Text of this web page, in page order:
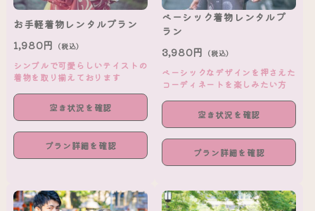
お手軽着物レンタルプラン
1,980円 （税込）
シンプルで可愛らしいテイストの
着物を取り揃えております
空き状況を確認
プラン詳細を確認
ベーシック着物レンタルプ
ラン
3,980円 （税込）
ベーシックなデザインを押さえた
コーディネートを楽しみたい方
空き状況を確認
プラン詳細を確認